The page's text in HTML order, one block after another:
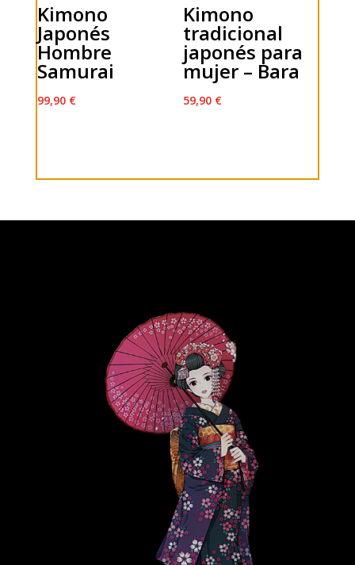
Kimono
Japonés
Hombre
Samurai
99,90 €
Kimono
tradicional
japonés para
mujer – Bara
59,90 €